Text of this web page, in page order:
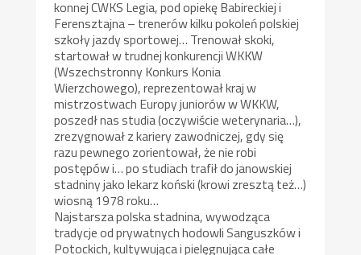
konnej CWKS Legia, pod opiekę Babireckiej i
Ferensztajna – trenerów kilku pokoleń polskiej
szkoły jazdy sportowej… Trenował skoki,
startował w trudnej konkurencji WKKW
(Wszechstronny Konkurs Konia
Wierzchowego), reprezentował kraj w
mistrzostwach Europy juniorów w WKKW,
poszedł nas studia (oczywiście weterynaria…),
zrezygnował z kariery zawodniczej, gdy się
razu pewnego zorientował, że nie robi
postępów i… po studiach trafił do janowskiej
stadniny jako lekarz koński (krowi zresztą też…)
wiosną 1978 roku…
Najstarsza polska stadnina, wywodząca
tradycje od prywatnych hodowli Sanguszków i
Potockich, kultywująca i pielęgnująca całe